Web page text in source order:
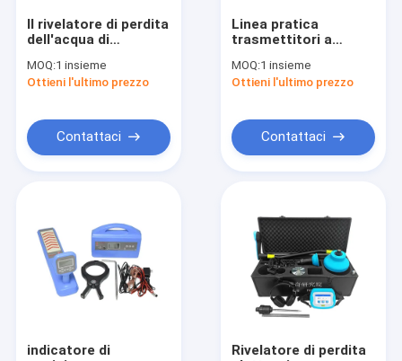
Casa
Prodotti
Il rivelatore di perdita
dell'acqua di
foggia la radio di
PQWT BT30
MOQ:1 insieme
Ottieni l'ultimo prezzo
Contattaci
Linea pratica
trasmettitori a
indicatori di
posizione
di PQWT PD300 di
rilevazione di perdita
MOQ:1 insieme
Ottieni l'ultimo prezzo
Contattaci
indicatore di
Rivelatore di perdita